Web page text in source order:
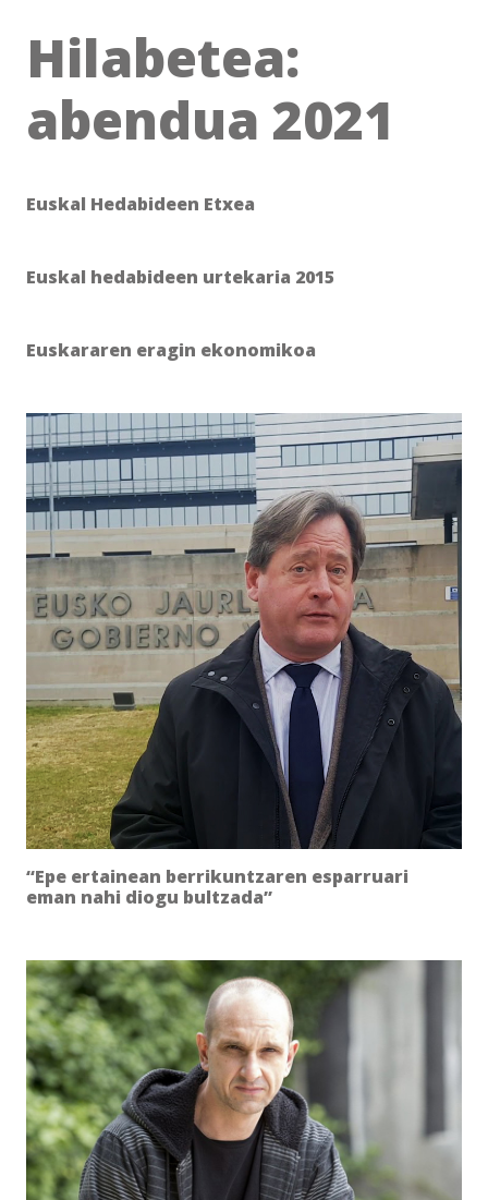
Hilabetea:
abendua 2021
Euskal Hedabideen Etxea
Euskal hedabideen urtekaria 2015
Euskararen eragin ekonomikoa
“Epe ertainean berrikuntzaren esparruari
eman nahi diogu bultzada”